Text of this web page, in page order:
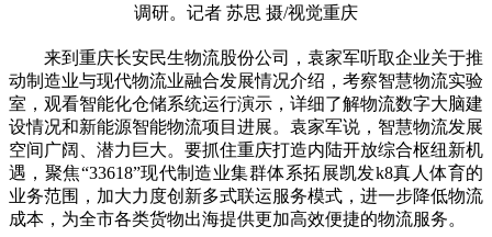
调研。记者 苏思 摄/视觉重庆
来到重庆长安民生物流股份公司，袁家军听取企业关于推
动制造业与现代物流业融合发展情况介绍，考察智慧物流实验
室，观看智能化仓储系统运行演示，详细了解物流数字大脑建
设情况和新能源智能物流项目进展。袁家军说，智慧物流发展
空间广阔、潜力巨大。要抓住重庆打造内陆开放综合枢纽新机
遇，聚焦“33618”现代制造业集群体系拓展凯发k8真人体育的
业务范围，加大力度创新多式联运服务模式，进一步降低物流
成本，为全市各类货物出海提供更加高效便捷的物流服务。